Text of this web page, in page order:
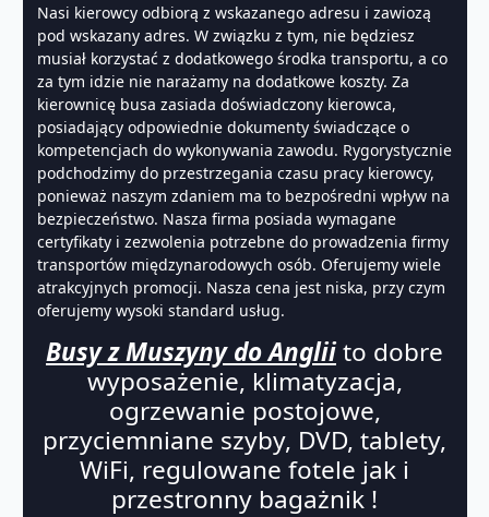
Nasi kierowcy odbiorą z wskazanego adresu i zawiozą
pod wskazany adres. W związku z tym, nie będziesz
musiał korzystać z dodatkowego środka transportu, a co
za tym idzie nie narażamy na dodatkowe koszty. Za
kierownicę busa zasiada doświadczony kierowca,
posiadający odpowiednie dokumenty świadczące o
kompetencjach do wykonywania zawodu. Rygorystycznie
podchodzimy do przestrzegania czasu pracy kierowcy,
ponieważ naszym zdaniem ma to bezpośredni wpływ na
bezpieczeństwo. Nasza firma posiada wymagane
certyfikaty i zezwolenia potrzebne do prowadzenia firmy
transportów międzynarodowych osób. Oferujemy wiele
atrakcyjnych promocji. Nasza cena jest niska, przy czym
oferujemy wysoki standard usług.
Busy z Muszyny do Angliito dobre
wyposażenie, klimatyzacja,
ogrzewanie postojowe,
przyciemniane szyby, DVD, tablety,
WiFi, regulowane fotele jak i
przestronny bagażnik !